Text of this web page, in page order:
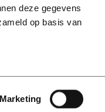
deze gegevens
op basis van
Marketing
ons op